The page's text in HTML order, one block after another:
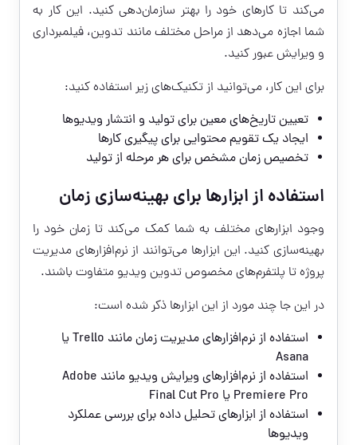
می‌کند تا کارهای خود را بهتر سازمان‌دهی کنید. این کار به
شما اجازه می‌دهد از مراحل مختلف مانند تدوین، فیلمبرداری
و ویرایش عبور کنید.
برای این کار، می‌توانید از تکنیک‌های زیر استفاده کنید:
تعیین تاریخ‌های معین برای تولید و انتشار ویدیوها
ایجاد یک تقویم محتوایی برای پیگیری کارها
تخصیص زمان مشخص برای هر مرحله از تولید
استفاده از ابزارها برای بهینه‌سازی زمان
وجود ابزارهای مختلف به شما کمک می‌کند تا زمان خود را
بهینه‌سازی کنید. این ابزارها می‌توانند از نرم‌افزارهای مدیریت
پروژه تا پلتفرم‌های مخصوص تدوین ویدیو متفاوت باشند.
در این جا چند مورد از این ابزارها ذکر شده است:
استفاده از نرم‌افزارهای مدیریت زمان مانند Trello یا
Asana
استفاده از نرم‌افزارهای ویرایش ویدیو مانند Adobe
Premiere Pro یا Final Cut Pro
استفاده از ابزارهای تحلیل داده برای بررسی عملکرد
ویدیوها